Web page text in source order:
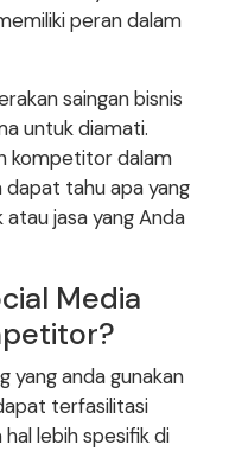
peran dalam
saingan bisnis
untuk diamati.
kompetitor dalam
dapat tahu apa yang
jasa yang Anda
Media
yang anda gunakan
terfasilitasi
lebih spesifik di